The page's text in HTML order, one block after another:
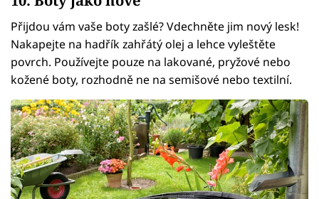
Přijdou vám vaše boty zašlé? Vdechněte jim nový lesk!
Nakapejte na hadřík zahřátý olej a lehce vyleštěte
povrch. Používejte pouze na lakované, pryžové nebo
kožené boty, rozhodně ne na semišové nebo textilní.